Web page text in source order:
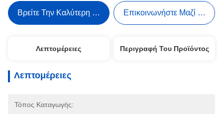
Βρείτε Την Καλύτερη Τιμή Επικοινωνήστε Μαζί Μας
Λεπτομέρειες Περιγραφή Του Προϊόντος
Λεπτομέρειες
Τόπος Καταγωγής: